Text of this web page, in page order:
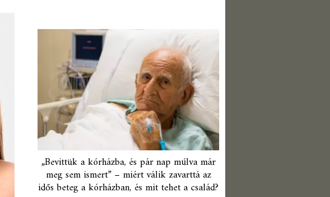
„Bevittük a kórházba, és pár nap múlva már
meg sem ismert” – miért válik zavarttá az
idős beteg a kórházban, és mit tehet a család?